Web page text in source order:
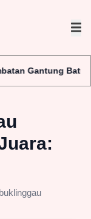
Batu Pepe